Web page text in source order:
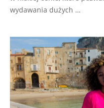
wydawania dużych …